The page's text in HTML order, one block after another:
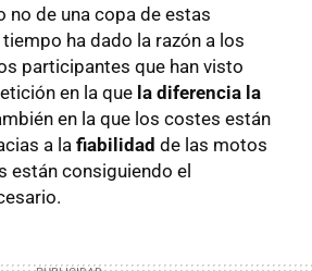
no de una copa de estas
ha dado la razón a los
participantes que han visto
en la que la diferencia la
en la que los costes están
a la fiabilidad de las motos
están consiguiendo el